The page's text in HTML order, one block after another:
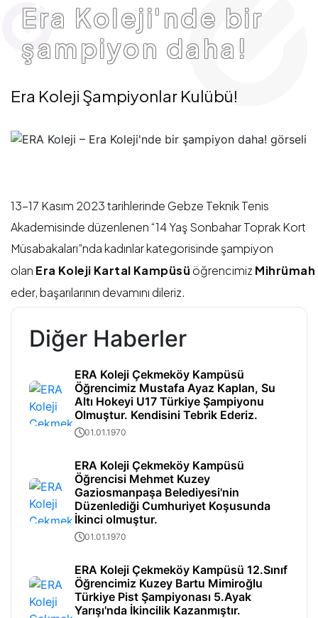
Era Koleji'nde bir
şampiyon daha!
Era Koleji Şampiyonlar Kulübü!
13-17 Kasım 2023 tarihlerinde Gebze Teknik Tenis
Akademisinde düzenlenen “14 Yaş Sonbahar Toprak Kort
Müsabakaları”nda kadınlar kategorisinde şampiyon
olan Era Koleji Kartal Kampüsü öğrencimiz Mihrümah
eder, başarılarının devamını dileriz.
Diğer Haberler
ERA Koleji Çekmeköy Kampüsü
Öğrencimiz Mustafa Ayaz Kaplan, Su
Altı Hokeyi U17 Türkiye Şampiyonu
Olmuştur. Kendisini Tebrik Ederiz.
01.01.1970
ERA Koleji Çekmeköy Kampüsü
Öğrencisi Mehmet Kuzey
Gaziosmanpaşa Belediyesi'nin
Düzenlediği Cumhuriyet Koşusunda
İkinci olmuştur.
01.01.1970
ERA Koleji Çekmeköy Kampüsü 12.Sınıf
Öğrencimiz Kuzey Bartu Mimiroğlu
Türkiye Pist Şampiyonası 5.Ayak
Yarışı'nda İkincilik Kazanmıştır.